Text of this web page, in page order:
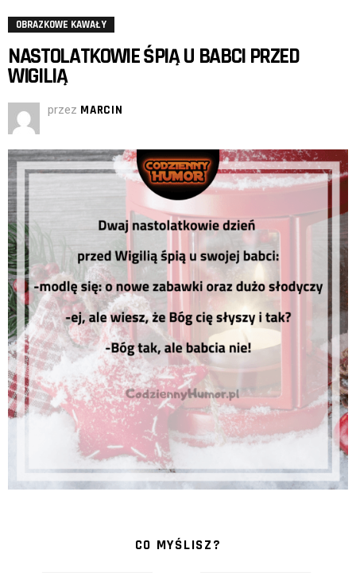
OBRAZKOWE KAWAŁY
NASTOLATKOWIE ŚPIĄ U BABCI PRZED
WIGILIĄ
przez MARCIN
CO MYŚLISZ?